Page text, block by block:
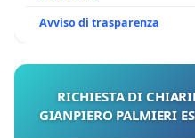
Avviso di trasparenza
RICHIESTA DI
GIANPIERO PALMIERI